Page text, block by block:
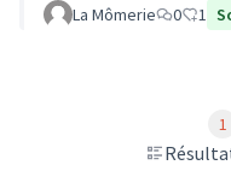
La Mômerie 0 1
1